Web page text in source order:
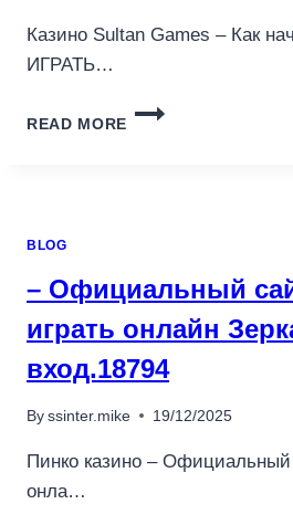
的
與
DEFI
全
程
Казино Sultan Games – Как
ИГРАТЬ…
READ MORE
SULTAN
BLOG
– Официальный
играть онлайн
вход.18794
By ssinter.mike 19/12/2025
Пинко казино – Официальный
онла…